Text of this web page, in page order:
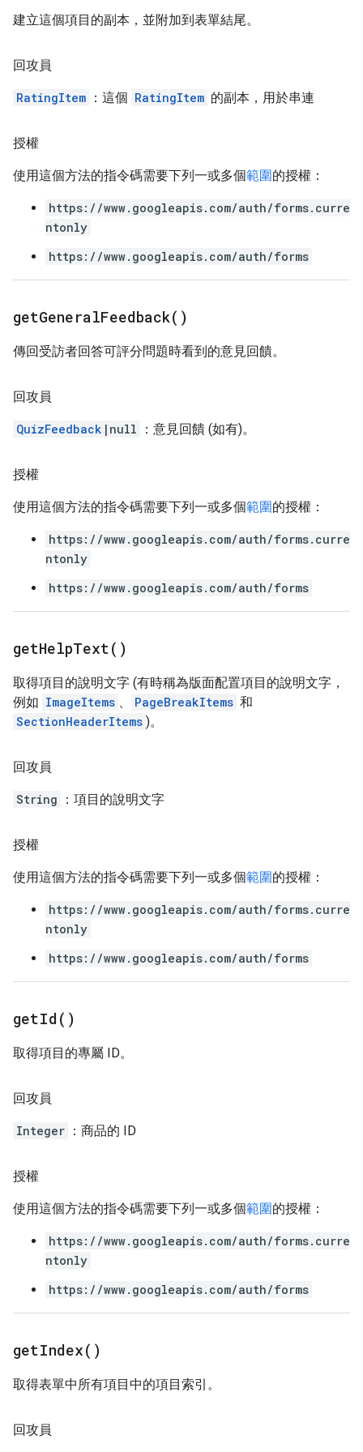
建立這個項目的副本，並附加到表單結尾。
回攻員
RatingItem ：這個 RatingItem 的副本，用於串連
授權
使用這個方法的指令碼需要下列一或多個範圍的授權：
https://www.googleapis.com/auth/forms.curre
ntonly
https://www.googleapis.com/auth/forms
getGeneralFeedback( )
傳回受訪者回答可評分問題時看到的意見回饋。
回攻員
QuizFeedback |null ：意見回饋 (如有)。
授權
使用這個方法的指令碼需要下列一或多個範圍的授權：
https://www.googleapis.com/auth/forms.curre
ntonly
https://www.googleapis.com/auth/forms
getHelpText( )
取得項目的說明文字 (有時稱為版面配置項目的說明文字，
例如 ImageItems 、 PageBreakItems 和
SectionHeaderItems )。
回攻員
String ：項目的說明文字
授權
使用這個方法的指令碼需要下列一或多個範圍的授權：
https://www.googleapis.com/auth/forms.curre
ntonly
https://www.googleapis.com/auth/forms
getId( )
取得項目的專屬 ID。
回攻員
Integer ：商品的 ID
授權
使用這個方法的指令碼需要下列一或多個範圍的授權：
https://www.googleapis.com/auth/forms.curre
ntonly
https://www.googleapis.com/auth/forms
getIndex( )
取得表單中所有項目中的項目索引。
回攻員